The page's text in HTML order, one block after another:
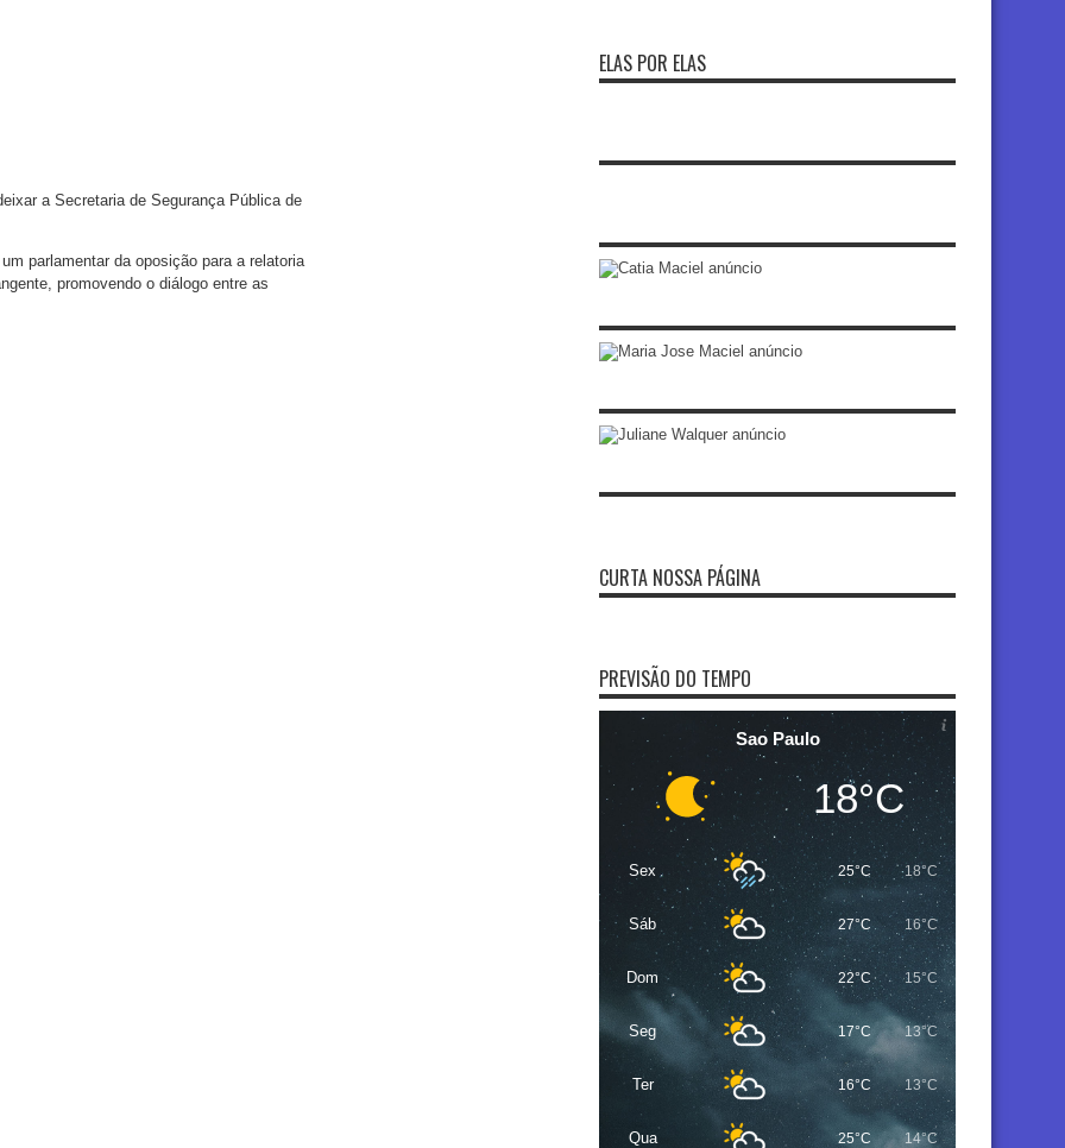
a Secretaria de Segurança Pública de
parlamentar da oposição para a relatoria
promovendo o diálogo entre as
ELAS POR ELAS
CURTA NOSSA PÁGINA
PREVISÃO DO TEMPO
Sao Paulo
18°C
Sex 25°C 18°C
Sáb 27°C 16°C
Dom 22°C 15°C
Seg 17°C 13°C
Ter 16°C 13°C
Qua 25°C 14°C